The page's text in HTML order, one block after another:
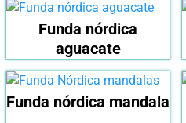
Funda nórdica
aguacate
Funda nórdica mandala